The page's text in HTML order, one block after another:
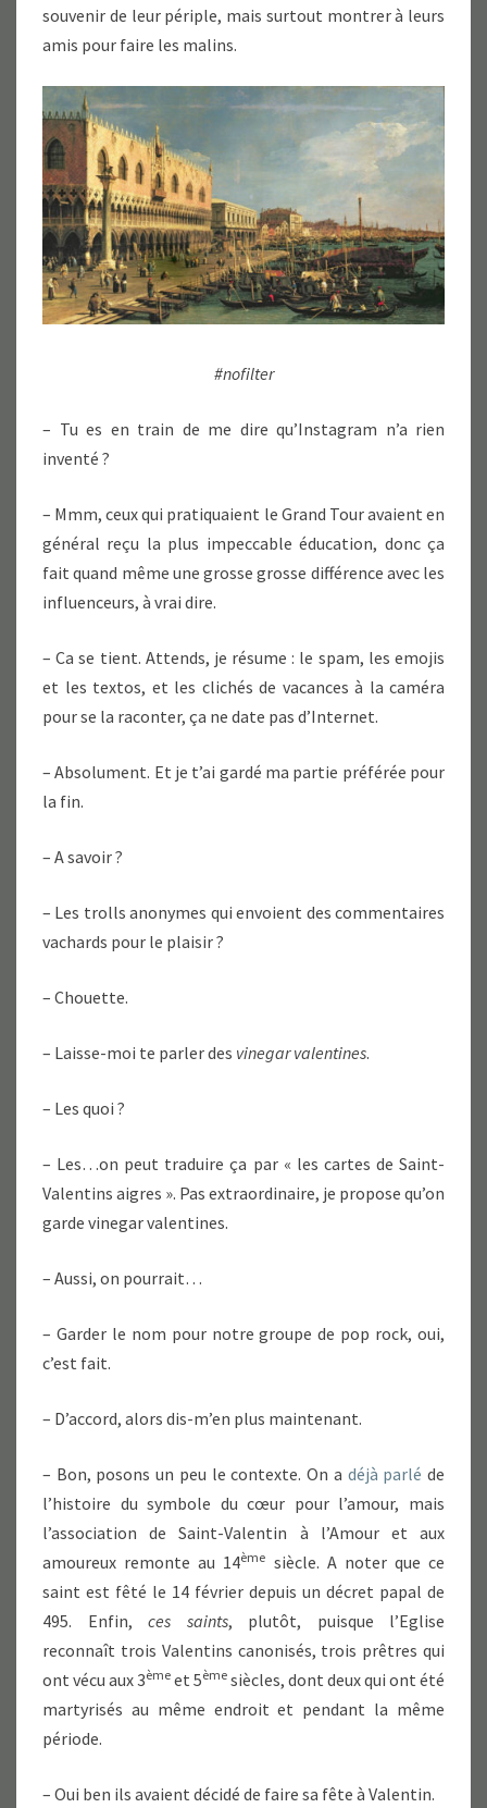
souvenir de leur périple, mais surtout montrer à leurs
amis pour faire les malins.
#nofilter
– Tu es en train de me dire qu’Instagram n’a rien
inventé ?
– Mmm, ceux qui pratiquaient le Grand Tour avaient en
général reçu la plus impeccable éducation, donc ça
fait quand même une grosse grosse différence avec les
influenceurs, à vrai dire.
– Ca se tient. Attends, je résume : le spam, les emojis
et les textos, et les clichés de vacances à la caméra
pour se la raconter, ça ne date pas d’Internet.
– Absolument. Et je t’ai gardé ma partie préférée pour
la fin.
– A savoir ?
– Les trolls anonymes qui envoient des commentaires
vachards pour le plaisir ?
– Chouette.
– Laisse-moi te parler des vinegar valentines.
– Les quoi ?
– Les…on peut traduire ça par « les cartes de Saint-
Valentins aigres ». Pas extraordinaire, je propose qu’on
garde vinegar valentines.
– Aussi, on pourrait…
– Garder le nom pour notre groupe de pop rock, oui,
c’est fait.
– D’accord, alors dis-m’en plus maintenant.
– Bon, posons un peu le contexte. On a déjà parlé de
l’histoire du symbole du cœur pour l’amour, mais
l’association de Saint-Valentin à l’Amour et aux
amoureux remonte au 14ème siècle. A noter que ce
saint est fêté le 14 février depuis un décret papal de
495. Enfin, ces saints, plutôt, puisque l’Eglise
reconnaît trois Valentins canonisés, trois prêtres qui
ont vécu aux 3ème et 5ème siècles, dont deux qui ont été
martyrisés au même endroit et pendant la même
période.
– Oui ben ils avaient décidé de faire sa fête à Valentin.